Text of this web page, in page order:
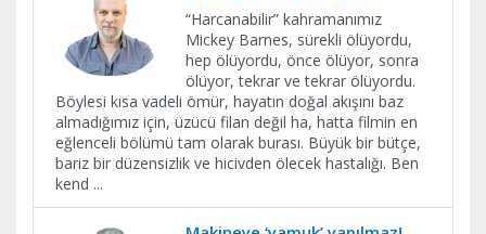
“Harcanabilir” kahramanımız
Mickey Barnes, sürekli ölüyordu,
hep ölüyordu, önce ölüyor, sonra
ölüyor, tekrar ve tekrar ölüyordu.
Böylesi kısa vadeli ömür, hayatın doğal akışını baz
almadığımız için, üzücü filan değil ha, hatta filmin en
eğlenceli bölümü tam olarak burası. Büyük bir bütçe,
bariz bir düzensizlik ve hicivden ölecek hastalığı. Ben
kend ...